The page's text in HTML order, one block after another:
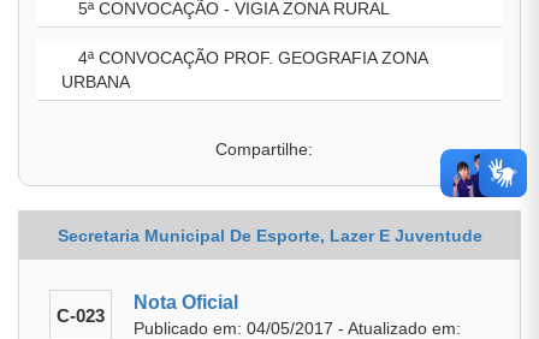
5ª CONVOCAÇÃO - VIGIA ZONA RURAL
4ª CONVOCAÇÃO PROF. GEOGRAFIA ZONA
URBANA
Compartilhe:
Secretaria Municipal De Esporte, Lazer E Juventude
C-023
Nota Oficial
Publicado em: 04/05/2017 - Atualizado em: